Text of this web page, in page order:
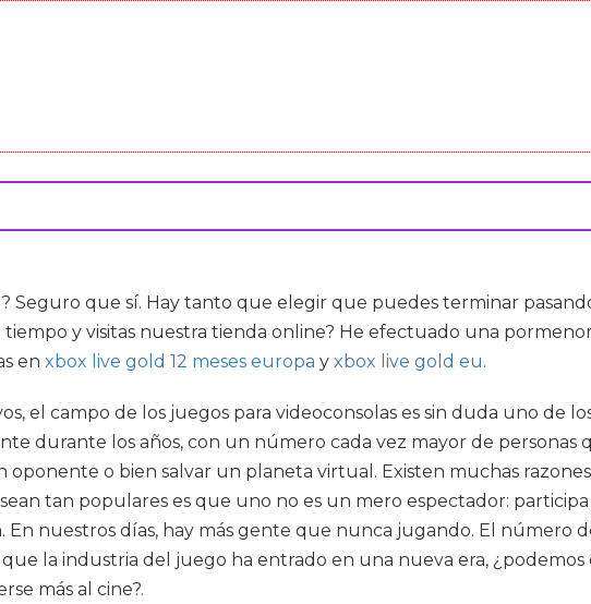
? Seguro que sí. Hay tanto que elegir que puedes terminar
y visitas nuestra tienda online? He efectuado una
en xbox live gold 12 meses europa y xbox live gold eu.
el campo de los juegos para videoconsolas es sin duda uno de
durante los años, con un número cada vez mayor de personas
o bien salvar un planeta virtual. Existen muchas
tan populares es que uno no es un mero espectador:
En nuestros días, hay más gente que nunca jugando. El número
la industria del juego ha entrado en una nueva era,
más al cine?.